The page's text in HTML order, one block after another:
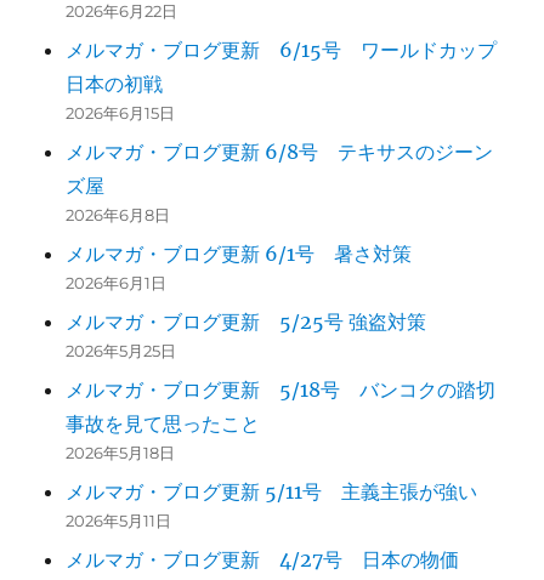
2026年6月22日
メルマガ・ブログ更新 6/15号 ワールドカップ
日本の初戦
2026年6月15日
メルマガ・ブログ更新 6/8号 テキサスのジーン
ズ屋
2026年6月8日
メルマガ・ブログ更新 6/1号 暑さ対策
2026年6月1日
メルマガ・ブログ更新 5/25号 強盗対策
2026年5月25日
メルマガ・ブログ更新 5/18号 バンコクの踏切
事故を見て思ったこと
2026年5月18日
メルマガ・ブログ更新 5/11号 主義主張が強い
2026年5月11日
メルマガ・ブログ更新 4/27号 日本の物価